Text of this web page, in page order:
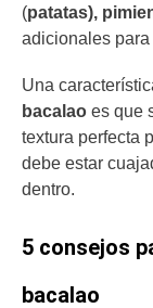
(patatas),
adicionales para
Una
bacalao es que
textura perfecta
debe estar
dentro.
5 consejos
bacalao